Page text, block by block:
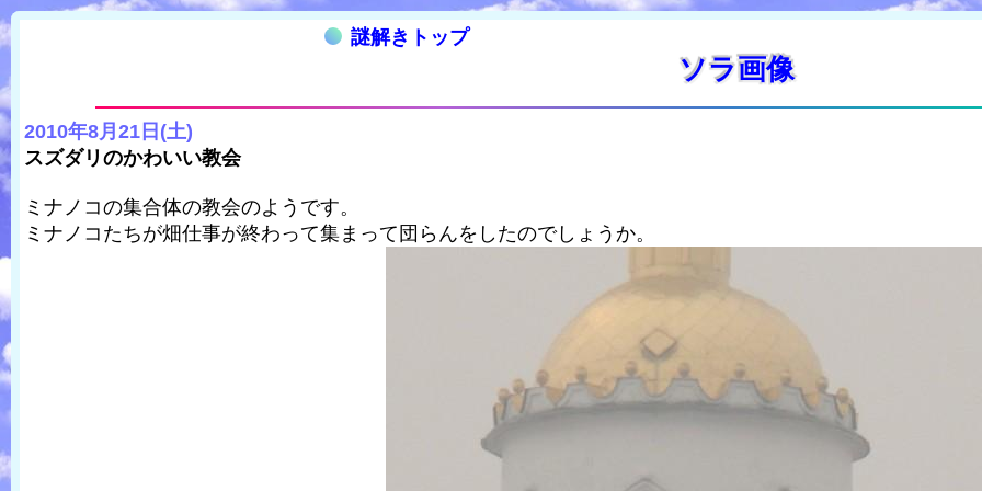
謎解きトップ
ソラ画像
2010年8月21日(土)
スズダリのかわいい教会
ミナノコの集合体の教会のようです。
ミナノコたちが畑仕事が終わって集まって団らんをしたのでしょうか。